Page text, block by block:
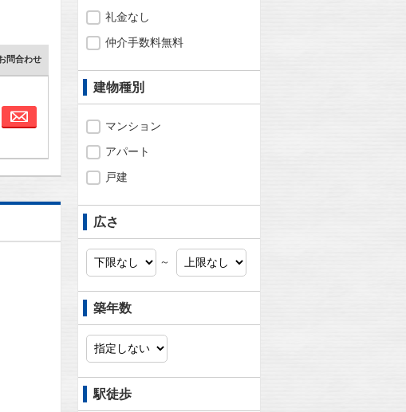
問合わせ
礼金なし
仲介手数料無料
建物種別
マンション
アパート
戸建
広さ
～
築年数
駅徒歩